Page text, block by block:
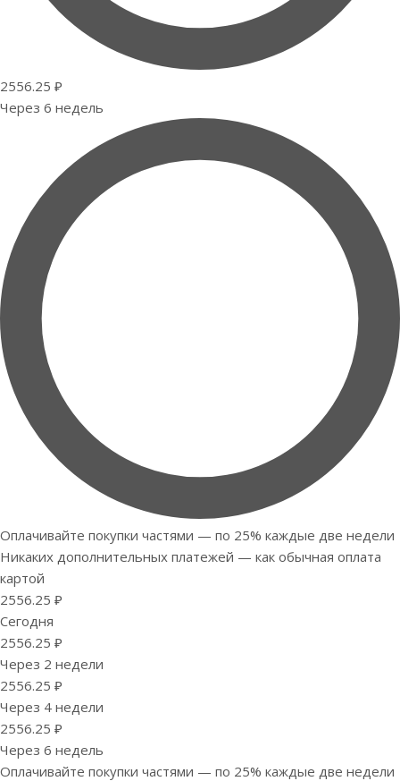
2556.25 ₽
Через 6 недель
Оплачивайте покупки частями — по 25% каждые две недели
Никаких дополнительных платежей — как обычная оплата
картой
2556.25 ₽
Сегодня
2556.25 ₽
Через 2 недели
2556.25 ₽
Через 4 недели
2556.25 ₽
Через 6 недель
Оплачивайте покупки частями — по 25% каждые две недели